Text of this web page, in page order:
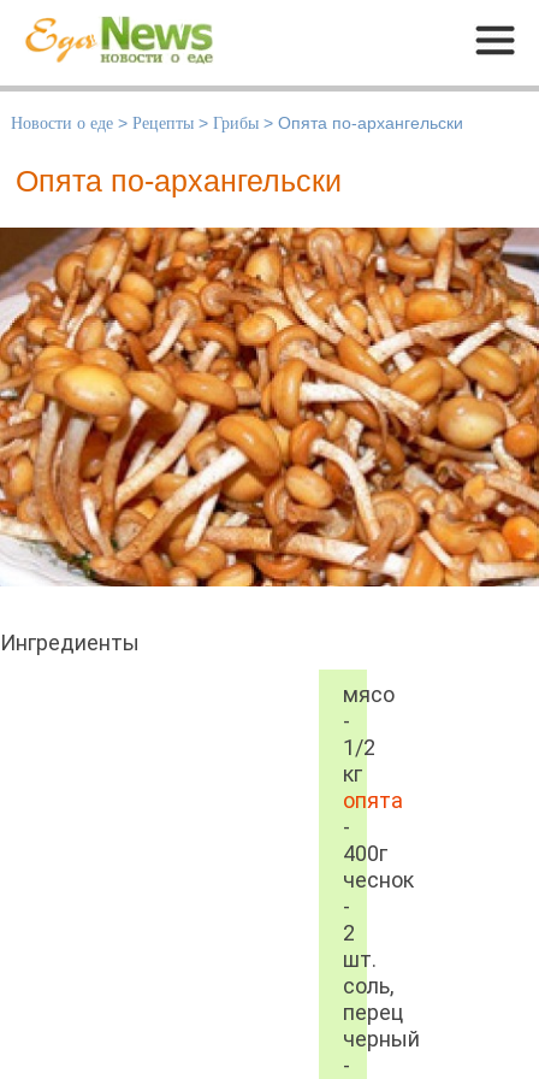
Меню
Новости о еде > Рецепты > Грибы > Опята по-архангельски
Опята по-архангельски
Ингредиенты
мясо
-
1/2
кг
опята
-
400г
чеснок
-
2
шт.
соль,
перец
черный
-